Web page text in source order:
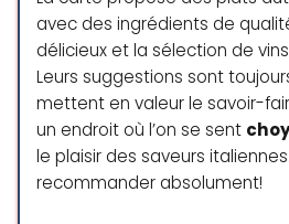
les photos/
Hormis cet
foncez vers les
Espana etc ils
avec des ingrédients de
délicieux et la sélection de
Leurs suggestions sont
mettent en valeur le savoir-
un endroit où l’on se sent
le plaisir des saveurs
recommander absolument!